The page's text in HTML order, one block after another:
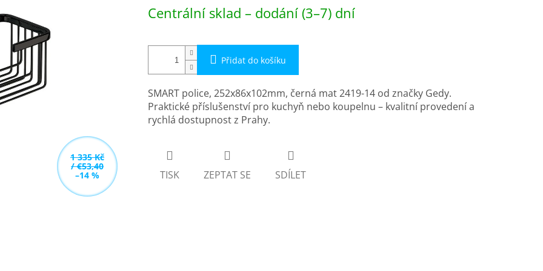
1 335 Kč
/ €53,40
–14 %
cena:
Centrální sklad – dodání (3–7) dní
Přidat do košíku
SMART police, 252x86x102mm, černá mat 2419-14 od značky Gedy.
Praktické příslušenství pro kuchyň nebo koupelnu – kvalitní provedení a
rychlá dostupnost z Prahy.
TISK ZEPTAT SE SDÍLET